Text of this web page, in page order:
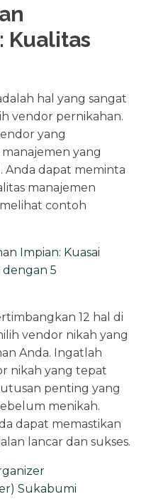
Kualitas
hal yang sangat
vendor pernikahan.
yang
yang
Anda dapat meminta
manajemen
contoh
Impian: Kuasai
5
12 hal di
vendor nikah yang
Anda. Ingatlah
nikah yang tepat
penting yang
menikah.
dapat memastikan
lancar dan sukses.
Sukabumi